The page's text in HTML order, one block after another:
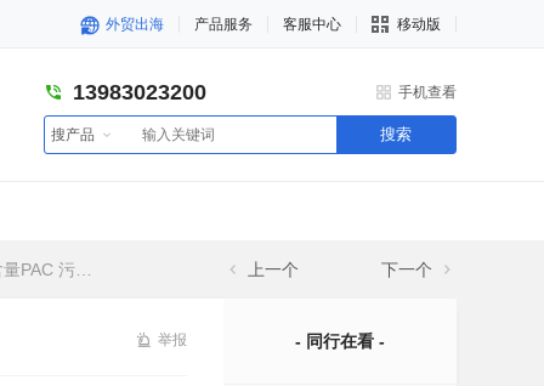
外贸出海 产品服务 客服中心 移动版
13983023200 手机查看
搜产品 搜索
剂 厂家直供 上一个 下一个
举报 - 同行在看 -